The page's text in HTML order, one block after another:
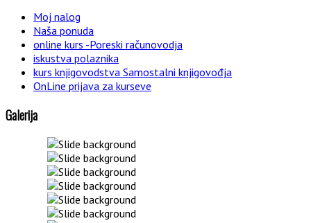
Moj nalog
Naša ponuda
online kurs -Poreski računovodja
iskustva polaznika
kurs knjigovodstva Samostalni knjigovođja
OnLine prijava za kurseve
Galerija